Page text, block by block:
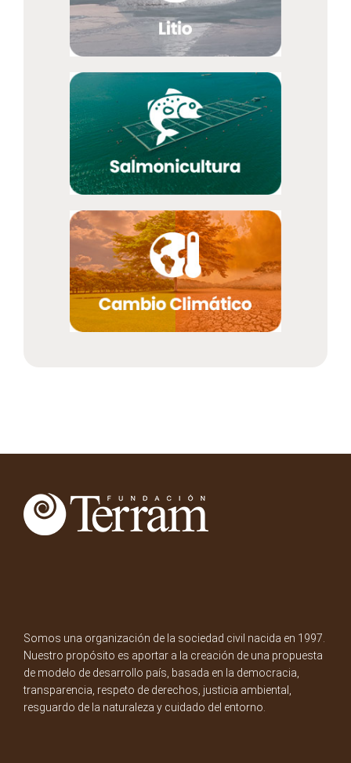
Somos una organización de la sociedad civil nacida en 1997.
Nuestro propósito es aportar a la creación de una propuesta
de modelo de desarrollo país, basada en la democracia,
transparencia, respeto de derechos, justicia ambiental,
resguardo de la naturaleza y cuidado del entorno.